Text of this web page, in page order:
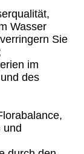
Wasser
Sie
im
des
und